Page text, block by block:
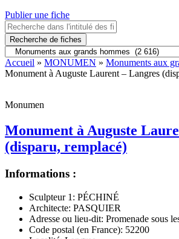
Publier une fiche
Recherche de fiches
Accueil » MONUMEN » Monuments aux
Monument à Auguste Laurent – Langres
Monumen
Monument à Auguste
(disparu, remplacé)
Informations :
Sculpteur 1: PÉCHINÉ
Architecte: PASQUIER
Adresse ou lieu-dit: Promenade sous
Code postal (en France): 52200